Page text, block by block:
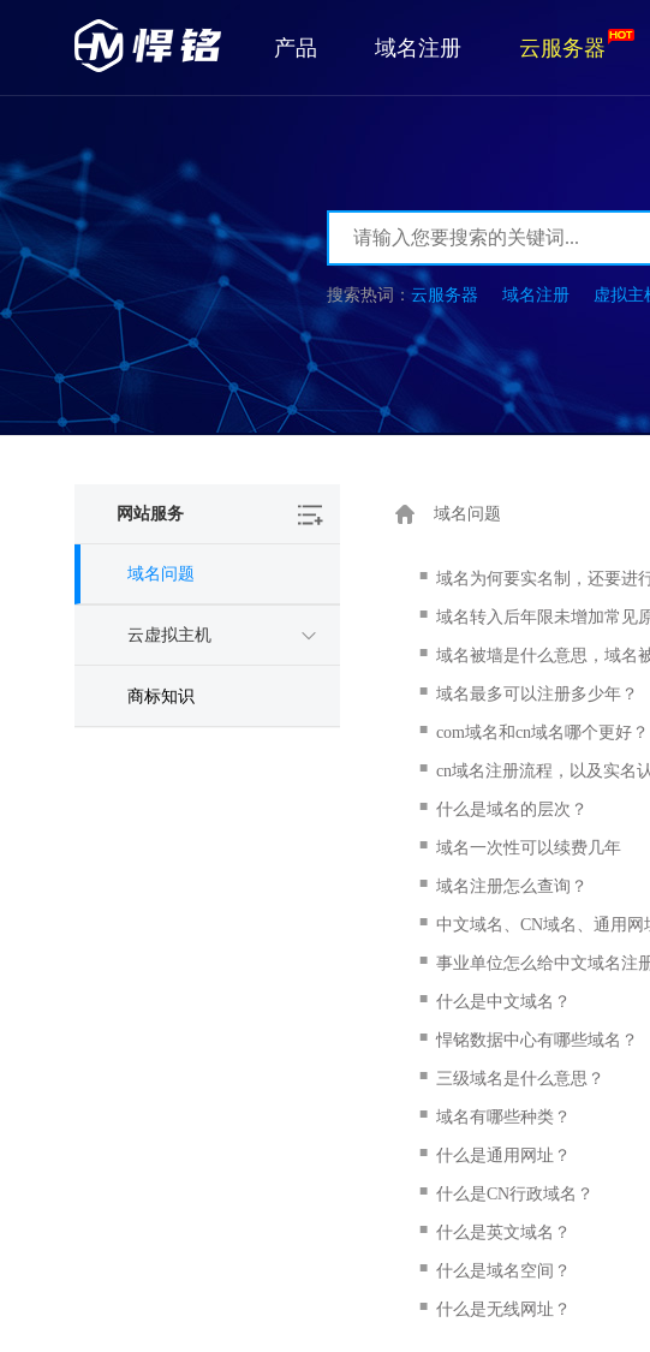
产品 域名注册 云服务器
云服务器 域名注册 虚拟主
网站服务
域名问题
云虚拟主机
商标知识
域名问题
■ 域名为何要实名制，还要进
■ 域名转入后年限未增加常见
■ 域名被墙是什么意思，域名
■ 域名最多可以注册多少年？
■ com域名和cn域名哪个更好？
■ cn域名注册流程，以及实名
■ 什么是域名的层次？
■ 域名一次性可以续费几年
■ 域名注册怎么查询？
■ 中文域名、CN域名、通用网
■ 事业单位怎么给中文域名注
■ 什么是中文域名？
■ 悍铭数据中心有哪些域名？
■ 三级域名是什么意思？
■ 域名有哪些种类？
■ 什么是通用网址？
■ 什么是CN行政域名？
■ 什么是英文域名？
■ 什么是域名空间？
■ 什么是无线网址？